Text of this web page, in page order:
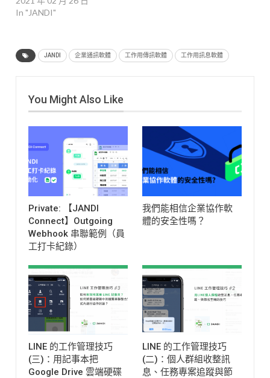
In "JANDI"
JANDI 企業通訊軟體 工作用傳訊軟體 工作用訊息軟體
You Might Also Like
Private: 【JANDI
Connect】Outgoing
Webhook 串聯範例（員
工打卡紀錄）
我們能相信企業協作軟
體的安全性嗎？
LINE 的工作管理技巧
(三)：用記事本把
Google Drive 雲端硬碟
LINE 的工作管理技巧
(二)：個人群組收整訊
息、任務專案追蹤與節